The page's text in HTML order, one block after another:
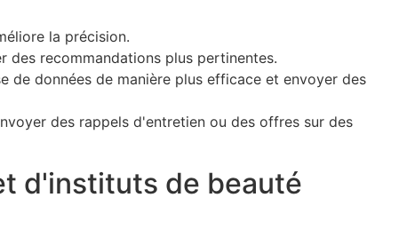
la précision.
des recommandations plus pertinentes.
de données de manière plus efficace et envoyer des
des rappels d'entretien ou des offres sur des
d'instituts de beauté